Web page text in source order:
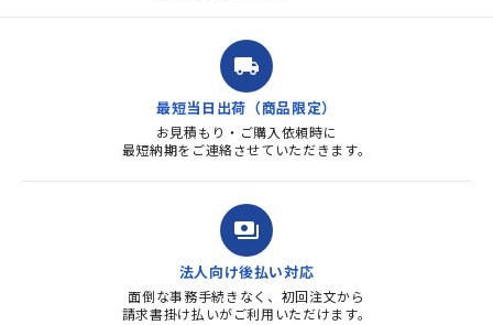
ました。商品到着も早く、品
質・使いやすさで満足していま
す。また、リピートするときは
よろしくお...
local_shipping
最短当日出荷（商品限定）
お見積もり・ご購入依頼時に
最短納期をご連絡させていただきます。
payments
法人向け後払い対応
面倒な事務手続きなく、初回注文から
請求書掛け払いがご利用いただけます。